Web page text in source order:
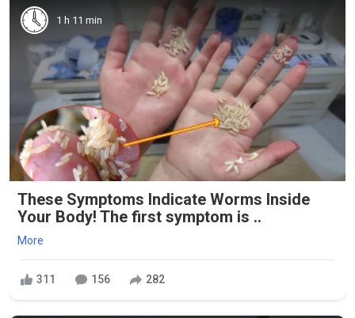
1 h 11 min
These Symptoms Indicate Worms Inside
Your Body! The first symptom is ..
More
311 156 282